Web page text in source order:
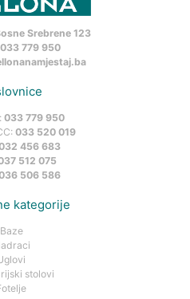
Srebrene 123
033 779 950
033 779 950
033 520 019
456 683
512 075
506 586
kategorije
Baze
stolovi